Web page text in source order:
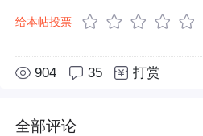
给本帖投票
904 35 打赏
全部评论